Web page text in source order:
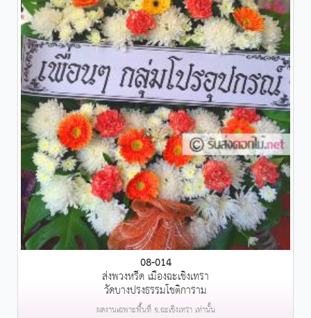
08-014
ส่งพวงหรีด เมืองฉะเชิงเทรา
วัดบางปรงธรรมโชติการาม
ผลงานเฉพาะพื้นที่ จ.ฉะเชิงเทรา เท่านั้น